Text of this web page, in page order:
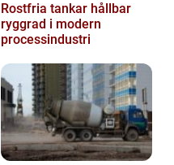
Rostfria tankar hållbar
ryggrad i modern
processindustri